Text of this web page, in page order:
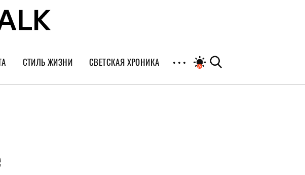
за лицом
СТИЛЬ ЖИЗНИ
Культура
СВЕТСКАЯ ХРОНИКА